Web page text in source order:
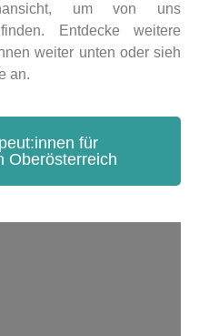
um von uns
Entdecke weitere
weiter unten oder sieh
an.
für
Oberösterreich